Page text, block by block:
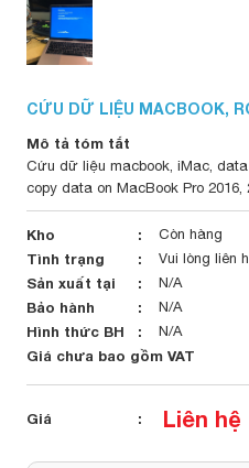
CỨU DỮ LIỆU MACBOOK,
Mô tả tóm tắt
Cứu dữ liệu macbook, iMac,
copy data on MacBook Pro 2016,
Kho Còn hàng
Tình trạng Vui lòng liên
Sản xuất tại N/A
Bảo hành N/A
Hình thức BH N/A
Giá chưa bao gồm VAT
Giá Liên hệ